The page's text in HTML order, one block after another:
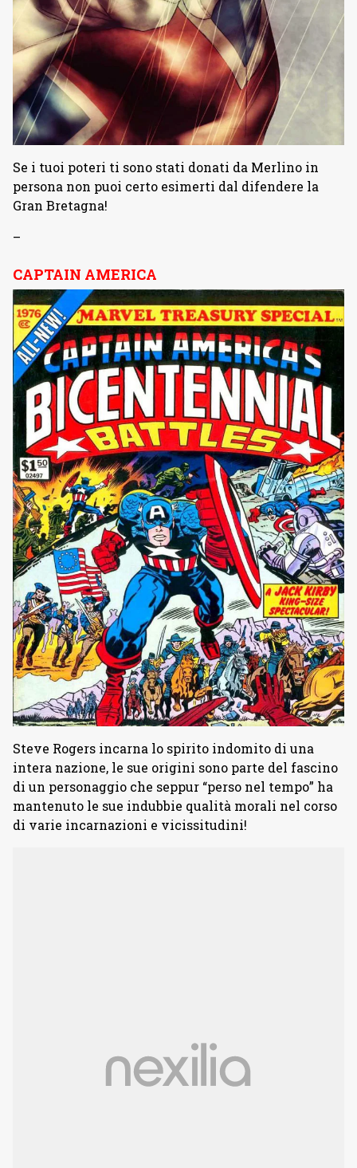
Se i tuoi poteri ti sono stati donati da Merlino in
persona non puoi certo esimerti dal difendere la
Gran Bretagna!
–
CAPTAIN AMERICA
Steve Rogers incarna lo spirito indomito di una
intera nazione, le sue origini sono parte del fascino
di un personaggio che seppur “perso nel tempo” ha
mantenuto le sue indubbie qualità morali nel corso
di varie incarnazioni e vicissitudini!